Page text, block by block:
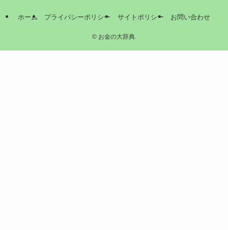
ホーム プライバシーポリシー サイトポリシー お問い合わせ
©お金の大辞典.